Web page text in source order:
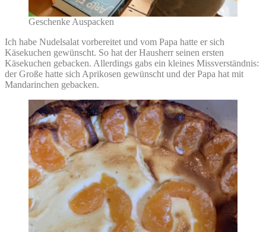
Geschenke Auspacken
Ich habe Nudelsalat vorbereitet und vom Papa hatte er sich
Käsekuchen gewünscht. So hat der Hausherr seinen ersten
Käsekuchen gebacken. Allerdings gabs ein kleines Missverständnis:
der Große hatte sich Aprikosen gewünscht und der Papa hat mit
Mandarinchen gebacken.